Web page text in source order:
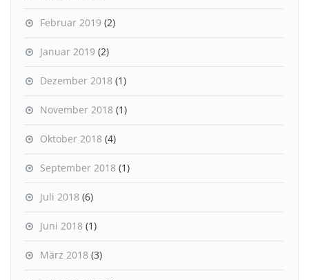
Februar 2019 (2)
Januar 2019 (2)
Dezember 2018 (1)
November 2018 (1)
Oktober 2018 (4)
September 2018 (1)
Juli 2018 (6)
Juni 2018 (1)
März 2018 (3)